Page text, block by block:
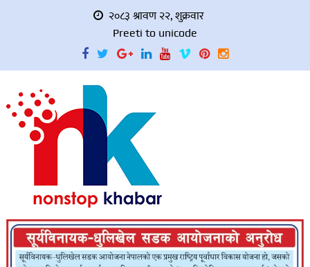
२०८३ श्रावण २२, शुक्रवार
Preeti to unicode